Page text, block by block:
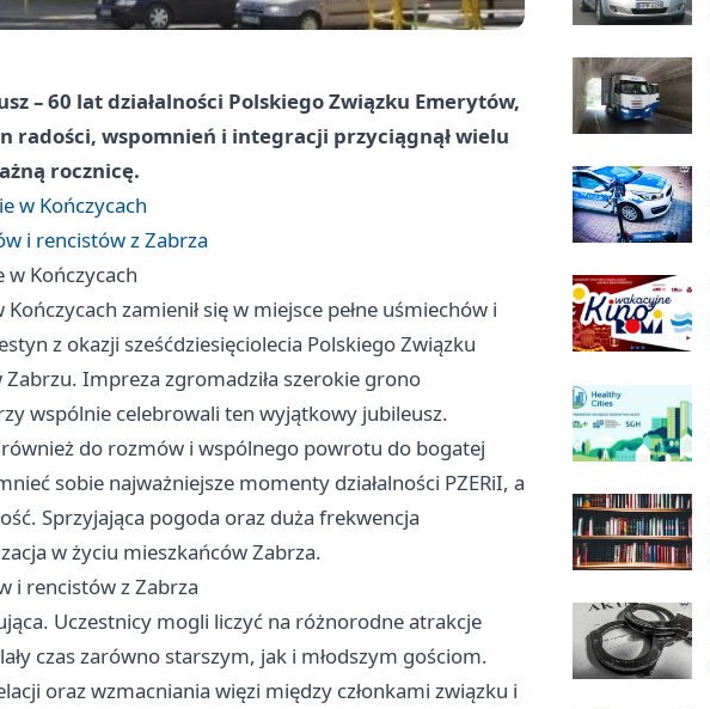
– 60 lat działalności Polskiego Związku Emerytów,
radości, wspomnień i integracji przyciągnął wielu
rocznicę.
w Kończycach
i rencistów z Zabrza
w Kończycach
zamienił się w miejsce pełne uśmiechów i
z okazji sześćdziesięciolecia Polskiego Związku
Impreza zgromadziła szerokie grono
wspólnie celebrowali ten wyjątkowy jubileusz.
do rozmów i wspólnego powrotu do bogatej
sobie najważniejsze momenty działalności PZERiI, a
Sprzyjająca pogoda oraz duża frekwencja
w życiu mieszkańców Zabrza.
i rencistów z Zabrza
Uczestnicy mogli liczyć na różnorodne atrakcje
czas zarówno starszym, jak i młodszym gościom.
oraz wzmacniania więzi między członkami związku i